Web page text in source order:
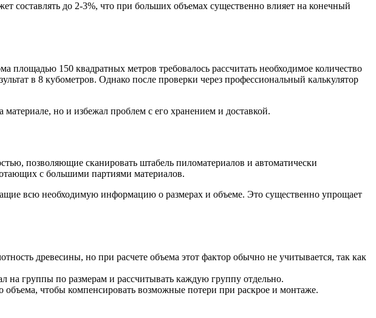
составлять до 2-3%, что при больших объемах существенно влияет на конечный
площадью 150 квадратных метров требовалось рассчитать необходимое количество
в 8 кубометров. Однако после проверки через профессиональный калькулятор
но и избежал проблем с его хранением и доставкой.
позволяющие сканировать штабель пиломатериалов и автоматически
с большими партиями материалов.
всю необходимую информацию о размерах и объеме. Это существенно упрощает
древесины, но при расчете объема этот фактор обычно не учитывается, так как
на группы по размерам и рассчитывать каждую группу отдельно.
объема, чтобы компенсировать возможные потери при раскрое и монтаже.